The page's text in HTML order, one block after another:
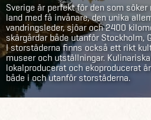
Sverige är perfekt för den som
land med få invånare, den unika
vandringsleder, sjöar och 2400
skärgårdar både utanför Stockholm,
I storstäderna finns också ett rikt
museer och utställningar.
lokalproducerat och ekoproducerat
både i och utanför storstäderna.